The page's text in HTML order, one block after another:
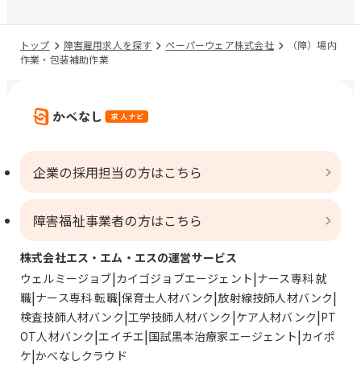
トップ 障害雇用求人を探す ペーパーウェア株式会社
（障）場内
作業・包装補助作業
企業の採用担当の方はこちら
障害福祉事業者の方はこちら
株式会社エス・エム・エスの運営サービス
ウェルミージョブ カイゴジョブエージェント ナース専科 就
職 ナース専科 転職 保育士人材バンク 放射線技師人材バンク
検査技師人材バンク 工学技師人材バンク ケア人材バンク PT
OT人材バンク エイチエ 国試黒本治療家エージェント カイポ
ケ かべなしクラウド